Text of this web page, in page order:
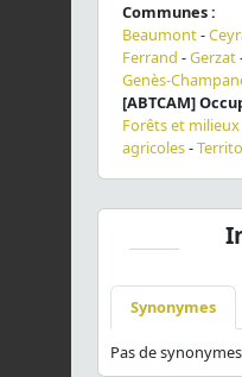
Communes :
Beaumont-
Ferrand -Gerzat
Genès-
[ABTCAM]
Forêts et
agricoles-
Synonymes
Pas de